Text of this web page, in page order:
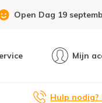
Showroom 6 dagen per
Mijn
Hulp nodig?